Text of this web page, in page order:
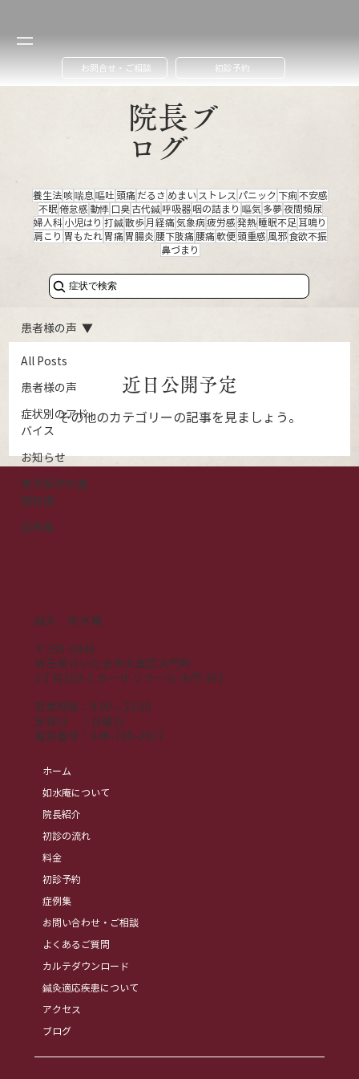
お問合せ・ご相談 初診予約
​院長ブ
ログ
養生法 咳喘息 嘔吐 頭痛 だるさ めまい ストレス パニック 下痢不安感
不眠倦怠感 動悸 口臭 古代鍼 呼吸器 咽の詰まり 嘔気 多夢夜間頻尿
婦人科 小児はり 打鍼散歩 月経痛気象病疲労感 発熱 睡眠不足 耳鳴り
肩こり 胃もたれ 胃痛 胃腸炎 腰下肢痛 腰痛軟便 頭重感 風邪 食欲不振
鼻づまり
症状で検索
All Posts
患者様の声
症状別のアド
バイス
お知らせ
東洋医学の基
礎知識
症例集
患者様の声
近日公開予定
その他のカテゴリーの記事を見ましょう。
鍼灸 如水庵
〒330-0846
埼玉県さいたま市大宮区大門町
3丁目150-1 カーサ ソラール 大門 302
営業時間：9:00～21:00
​定休日 ：日曜日
​電話番号： 048-780-2617
ホーム
如水庵について
院長紹介
初診の流れ
料金
初診予約
症例集
お問い合わせ・ご相談
よくあるご質問
カルテダウンロード
鍼灸適応疾患について
アクセス
ブログ